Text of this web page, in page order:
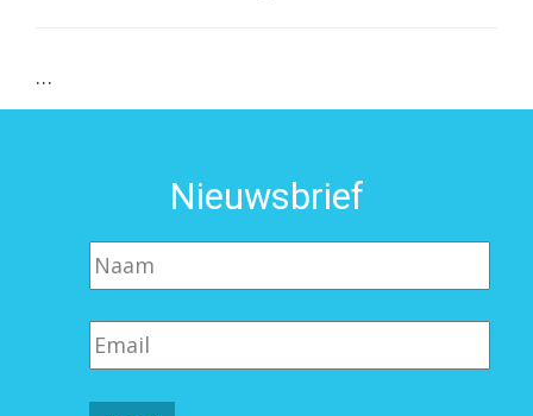
…
Nieuwsbrief